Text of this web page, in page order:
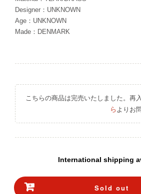
Designer：UNKNOWN
Age：UNKNOWN
Made：DENMARK
こちらの商品は完売いたしました。再
ら よりお
International shipping
Sold out